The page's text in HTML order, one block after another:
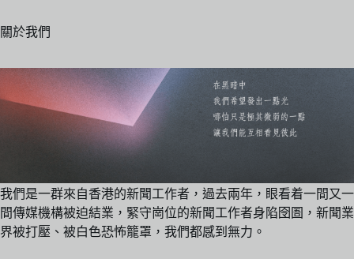
關於我們
我們是一群來自香港的新聞工作者，過去兩年，眼看着一間又一
間傳媒機構被迫結業，緊守崗位的新聞工作者身陷囹圄，新聞業
界被打壓、被白色恐怖籠罩，我們都感到無力。